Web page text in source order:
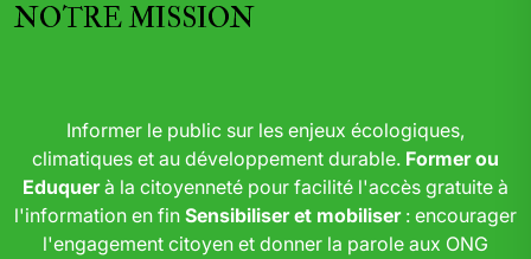
NOTRE MISSION
Informer le public sur les enjeux écologiques,
climatiques et au développement durable. Former ou
Eduquerà la citoyenneté pour facilité l'accès gratuite à
l'information en fin Sensibiliser et mobiliser: encourager
l'engagement citoyen et donner la parole aux ONG